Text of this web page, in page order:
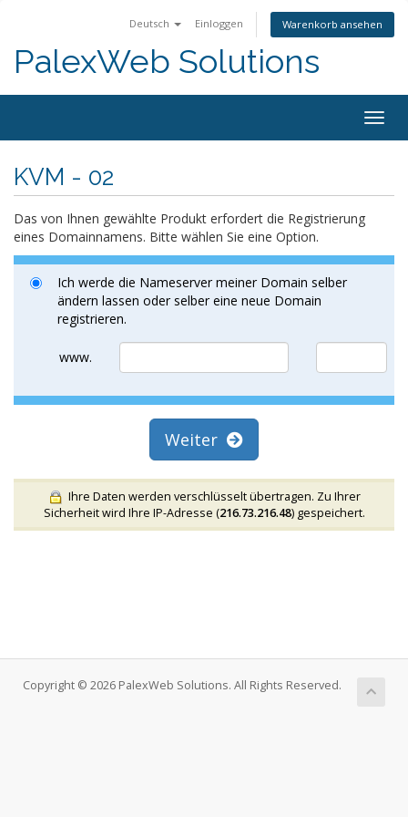
Deutsch Einloggen Warenkorb ansehen
PalexWeb Solutions
KVM - 02
Das von Ihnen gewählte Produkt erfordert die Registrierung
eines Domainnamens. Bitte wählen Sie eine Option.
Ich werde die Nameserver meiner Domain selber
ändern lassen oder selber eine neue Domain
registrieren.
www.
Weiter
Ihre Daten werden verschlüsselt übertragen. Zu Ihrer
Sicherheit wird Ihre IP-Adresse (216.73.216.48) gespeichert.
Copyright © 2026 PalexWeb Solutions. All Rights Reserved.